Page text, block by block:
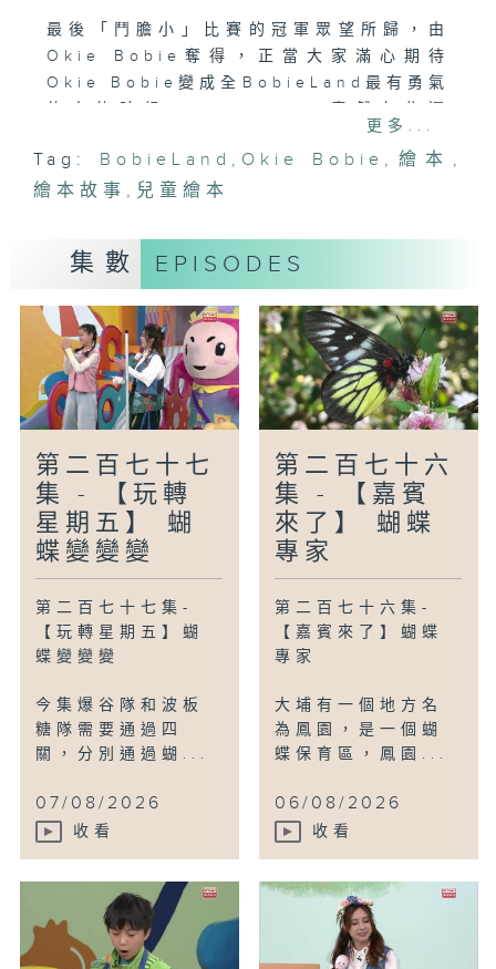
最後「鬥膽小」比賽的冠軍眾望所歸，由
Okie Bobie奪得，正當大家滿心期待
Okie Bobie變成全BobieLand最有勇氣
疑，因為他突然覺得勇氣不是借助外力而產
生的，結果…….
世界上有不少需要付出無比勇氣的極限運
動，自由潛水就是其中一種，不借助氧氣瓶
的要求相當之高。今集請來本身熱愛自由潛
水又是自由潛水教練的Chris 來分享自由
潛水的見聞，他可以最高紀錄5分半鐘閉氣
潛入水底，另外，又與小園友玩玩閉氣釣魚
的遊戲。
編導：郭煒琳
更多...
Tag: BobieLand , Okie Bobie , 繪本 ,
繪本故事 , 兒童繪本
集數 EPISODES
第二百七十七
集 - 【玩轉
星期五】 蝴
蝶變變變
第二百七十七集-
【玩轉星期五】蝴
蝶變變變
今集爆谷隊和波板
糖隊需要通過四
關，分別通過蝴...
07/08/2026
收看
第二百七十六
集 - 【嘉賓
來了】 蝴蝶
專家
第二百七十六集-
【嘉賓來了】蝴蝶
專家
大埔有一個地方名
為鳳園，是一個蝴
蝶保育區，鳳園...
06/08/2026
收看